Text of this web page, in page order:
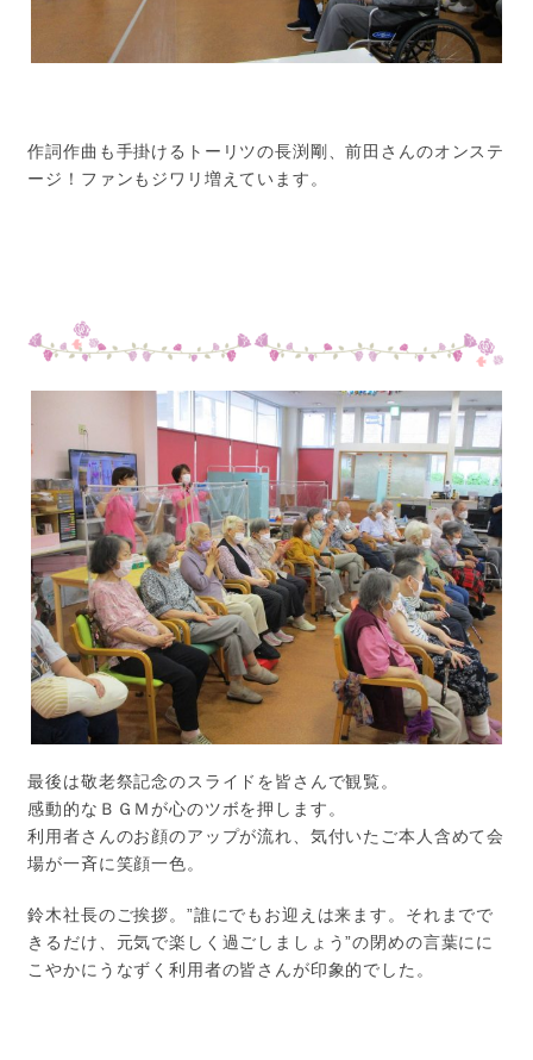
作詞作曲も手掛けるトーリツの長渕剛、前田さんのオンステ
ージ！ファンもジワリ増えています。
最後は敬老祭記念のスライドを皆さんで観覧。
感動的なＢＧＭが心のツボを押します。
利用者さんのお顔のアップが流れ、気付いたご本人含めて会
場が一斉に笑顔一色。
鈴木社長のご挨拶。”誰にでもお迎えは来ます。それまでで
きるだけ、元気で楽しく過ごしましょう”の閉めの言葉にに
こやかにうなずく利用者の皆さんが印象的でした。